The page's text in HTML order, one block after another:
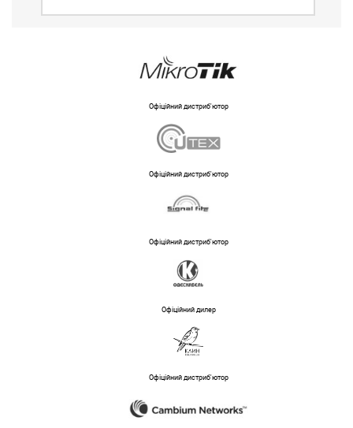
Офіційний дистриб'ютор
Офіційний дистриб'ютор
Офіційний дистриб'ютор
Офіційний дилер
Офіційний дистриб'ютор